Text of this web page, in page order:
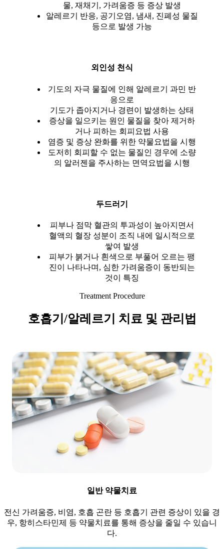
물, 재채기, 가려움증 등 증상 발생
알레르기 반응, 공기오염, 냄새, 진폐성 물질
등으로 발생 가능
외인성 천식
기도의 자극 물질에 인해 알레르기 과민 반
응으로
기도가 좁아지거나 경련이 발생하는 상태
증상을 일으키는 원인 물질을 찾아 제거하
거나 피하는 회피요법 사용
염증 및 증상 완화를 위한 약물요법을 시행
도저히 회피할 수 없는 물질인 경우에 소량
의 알러젠을 주사하는 면역요법을 시행
두드러기
피부나 점막 혈관의 투과성이 높아지면서
혈액의 혈장 성분이 조직 내에 일시적으로
쌓여 발생
피부가 붉거나 흰색으로 부풀어 오르는 팽
진이 나타나며, 심한 가려움증이 동반되는
것이 특징
Treatment Procedure
호흡기/알레르기 치료 및 관리법
일반 약물치료
전신 가려움증, 비염, 호흡 곤란 등 호흡기 관련 증상이 있을 경
우, 항히스타민제 등 약물치료를 통해 증상을 줄일 수 있습니
다.